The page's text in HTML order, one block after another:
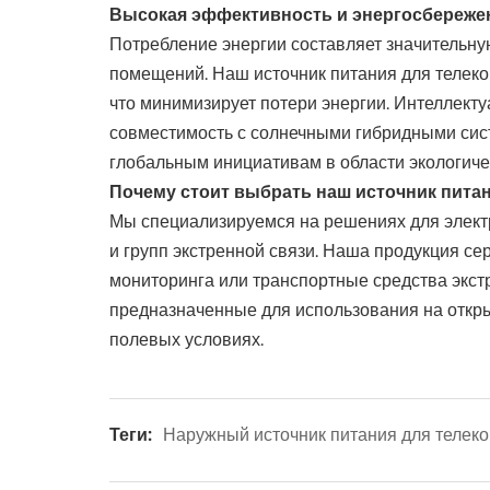
Высокая эффективность и
Потребление энергии составляет
помещений. Наш источник питания для
что минимизирует потери энергии.
совместимость с солнечными гибридными
глобальным инициативам в области
Почему стоит выбрать наш источник
Мы специализируемся на решениях для
и групп экстренной связи. Наша продукция
мониторинга или транспортные средства
предназначенные для использования на
полевых условиях.
Теги: Наружный источник питания для